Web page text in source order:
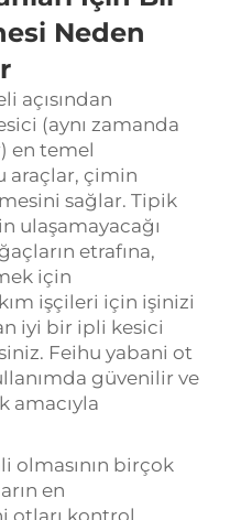
Neden
açısından
(aynı zamanda
en temel
araçlar, çimin
sağlar. Tipik
ulaşamayacağı
etrafına,
için
işçileri için işinizi
iyi bir ipli kesici
Feihu yabani ot
güvenilir ve
amacıyla
olmasının birçok
en
otları kontrol